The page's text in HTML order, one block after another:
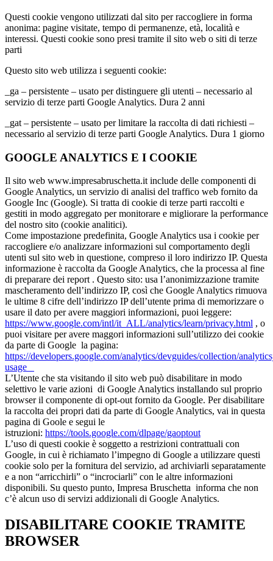
Questi cookie vengono utilizzati dal sito per raccogliere in forma
anonima: pagine visitate, tempo di permanenze, età, località e
interessi. Questi cookie sono presi tramite il sito web o siti di terze
parti
Questo sito web utilizza i seguenti cookie:
_ga – persistente – usato per distinguere gli utenti – necessario al
servizio di terze parti Google Analytics. Dura 2 anni
_gat – persistente – usato per limitare la raccolta di dati richiesti –
necessario al servizio di terze parti Google Analytics. Dura 1 giorno
GOOGLE ANALYTICS E I COOKIE
Il sito web www.impresabruschetta.it include delle componenti di
Google Analytics, un servizio di analisi del traffico web fornito da
Google Inc (Google). Si tratta di cookie di terze parti raccolti e
gestiti in modo aggregato per monitorare e migliorare la performance
del nostro sito (cookie analitici).
Come impostazione predefinita, Google Analytics usa i cookie per
raccogliere e/o analizzare informazioni sul comportamento degli
utenti sul sito web in questione, compreso il loro indirizzo IP. Questa
informazione è raccolta da Google Analytics, che la processa al fine
di preparare dei report . Questo sito: usa l’anonimizzazione tramite
mascheramento dell’indirizzo IP, così che Google Analytics rimuova
le ultime 8 cifre dell’indirizzo IP dell’utente prima di memorizzare o
usare il dato per avere maggiori informazioni, puoi leggere:
https://www.google.com/intl/it_ALL/analytics/learn/privacy.html , o
puoi visitare per avere maggori informazioni sull’utilizzo dei cookie
da parte di Google la pagina:
https://developers.google.com/analytics/devguides/collection/
usage
L’Utente che sta visitando il sito web può disabilitare in modo
selettivo le varie azioni di Google Analytics installando sul proprio
browser il componente di opt-out fornito da Google. Per disabilitare
la raccolta dei propri dati da parte di Google Analytics, vai in questa
pagina di Goole e segui le
istruzioni: https://tools.google.com/dlpage/gaoptout
L’uso di questi cookie è soggetto a restrizioni contrattuali con
Google, in cui è richiamato l’impegno di Google a utilizzare questi
cookie solo per la fornitura del servizio, ad archiviarli separatamente
e a non “arricchirli” o “incrociarli” con le altre informazioni
disponibili. Su questo punto, Impresa Bruschetta informa che non
c’è alcun uso di servizi addizionali di Google Analytics.
DISABILITARE COOKIE TRAMITE
BROWSER